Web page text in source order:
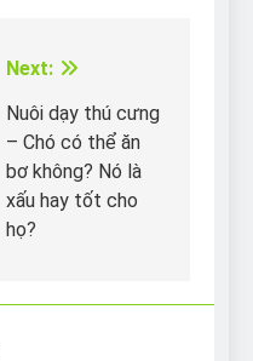
Next:
Nuôi dạy thú cưng
– Chó có thể ăn
bơ không? Nó là
xấu hay tốt cho
họ?